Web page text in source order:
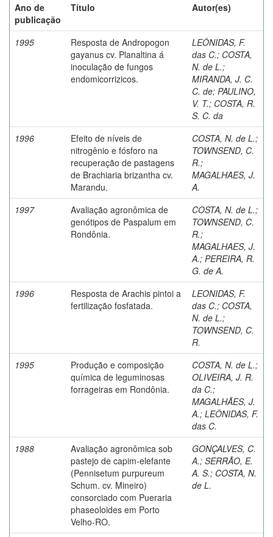
Ano de
publicação
Título Autor(es)
1995
Resposta de Andropogon
gayanus cv. Planaltina á
inoculação de fungos
endomicorrizicos.
LEÔNIDAS, F.
das C.; COSTA,
N. de L.;
MIRANDA, J. C.
C. de; PAULINO,
V. T.; COSTA, R.
S. C. da
1996
Efeito de níveis de
nitrogênio e fósforo na
recuperação de pastagens
de Brachiaria brizantha cv.
Marandu.
COSTA, N. de L.;
TOWNSEND, C.
R.;
MAGALHAES, J.
A.
1997
Avaliação agronômica de
genótipos de Paspalum em
Rondônia.
COSTA, N. de L.;
TOWNSEND, C.
R.;
MAGALHAES, J.
A.; PEREIRA, R.
G. de A.
1996
Resposta de Arachis pintoi a
fertilização fosfatada.
LEONIDAS, F.
das C.; COSTA,
N. de L.;
TOWNSEND, C.
R.
1995
Produção e composição
química de leguminosas
forrageiras em Rondônia.
COSTA, N. de L.;
OLIVEIRA, J. R.
da C.;
MAGALHÃES, J.
A.; LEÔNIDAS, F.
das C.
1988
Avaliação agronômica sob
pastejo de capim-elefante
(Pennisetum purpureum
Schum. cv. Mineiro)
consorciado com Pueraria
phaseoloides em Porto
Velho-RO.
GONÇALVES, C.
A.; SERRÃO, E.
A. S.; COSTA, N.
de L.